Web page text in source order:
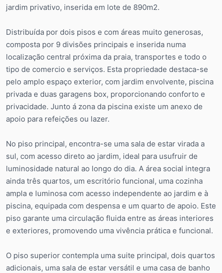
jardim privativo, inserida em lote de 890m2.
Distribuída por dois pisos e com áreas muito generosas,
composta por 9 divisões principais e inserida numa
localização central próxima da praia, transportes e todo o
tipo de comercio e serviços. Esta propriedade destaca-se
pelo amplo espaço exterior, com jardim envolvente, piscina
privada e duas garagens box, proporcionando conforto e
privacidade. Junto á zona da piscina existe um anexo de
apoio para refeições ou lazer.
No piso principal, encontra-se uma sala de estar virada a
sul, com acesso direto ao jardim, ideal para usufruir de
luminosidade natural ao longo do dia. A área social integra
ainda três quartos, um escritório funcional, uma cozinha
ampla e luminosa com acesso independente ao jardim e à
piscina, equipada com despensa e um quarto de apoio. Este
piso garante uma circulação fluida entre as áreas interiores
e exteriores, promovendo uma vivência prática e funcional.
O piso superior contempla uma suite principal, dois quartos
adicionais, uma sala de estar versátil e uma casa de banho